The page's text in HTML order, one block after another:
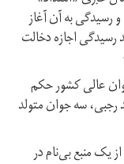
رسیدگی به آن آغاز
رسیدگی اجازه دخالت
عالی کشور حکم
سه جوان متولد
یک منبع بی‌نام در